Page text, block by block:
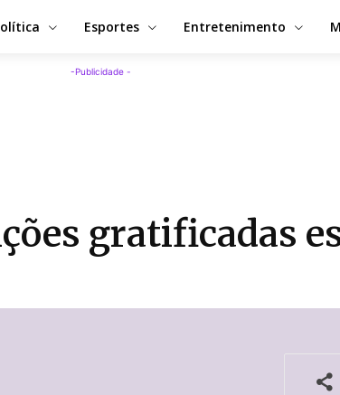
Esportes Entretenimento
-Publicidade -
gratificadas